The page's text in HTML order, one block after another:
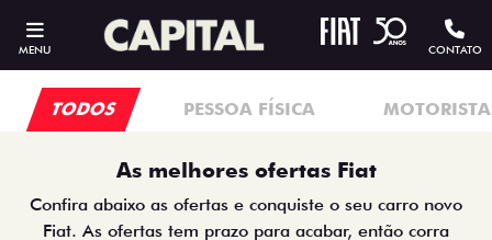
MENU CONTATO
TODOS PESSOA FÍSICA
As melhores ofertas Fiat
Confira abaixo as ofertas e conquiste o seu carro novo
Fiat. As ofertas tem prazo para acabar, então corra